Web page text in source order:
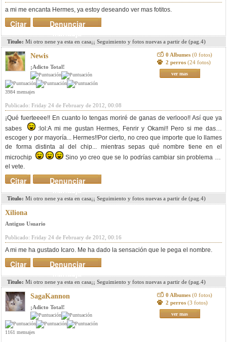
a mi me encanta Hermes, ya estoy deseando ver mas fotitos.
Denunciar
mensaje
Citar
Titulo: Mi otro nene ya esta en casa¡¡ Seguimiento y fotos nuevas a partir de (pag.4)
Newis
¡Adicto Total!
3984 mensajes
0 Albumes (0 fotos)
2 perros (24 fotos)
ver mas
Publicado: Friday 24 de February de 2012, 00:08
¡Qué fuerteeee!! En cuanto lo tengas moriré de ganas de verlooo!! Así que ya
sabes
:lol:A mi me gustan Hermes, Fenrir y Okami!! Pero si me das a
escoger y por mayoría... Hermes!!Por cierto, no creo que importe que lo llames
de forma distinta al del chip... mientras sepas qué nombre tiene en el
microchip
Sino yo creo que se lo podrías cambiar sin problema en
el vete.
Denunciar
mensaje
Citar
Titulo: Mi otro nene ya esta en casa¡¡ Seguimiento y fotos nuevas a partir de (pag.4)
Xiliona
Antiguo Usuario
Publicado: Friday 24 de February de 2012, 00:16
A mi me ha gustado Icaro. Me ha dado la sensación que le pega el nombre.
Denunciar
mensaje
Citar
Titulo: Mi otro nene ya esta en casa¡¡ Seguimiento y fotos nuevas a partir de (pag.4)
SagaKannon
¡Adicto Total!
1161 mensajes
0 Albumes (0 fotos)
2 perros (3 fotos)
ver mas